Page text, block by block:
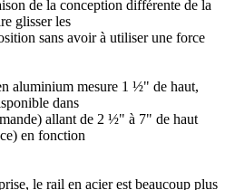
de la conception différente de la
glisser les
sans avoir à utiliser une force
aluminium mesure 1 ½" de haut,
dans
allant de 2 ½" à 7" de haut
en fonction
le rail en acier est beaucoup plus